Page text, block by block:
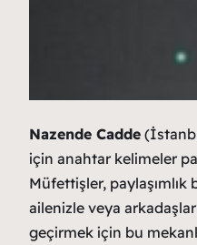
Nazende Cadde
için anahtar kelimeler
Müfettişler,
ailenizle veya
geçirmek için bu